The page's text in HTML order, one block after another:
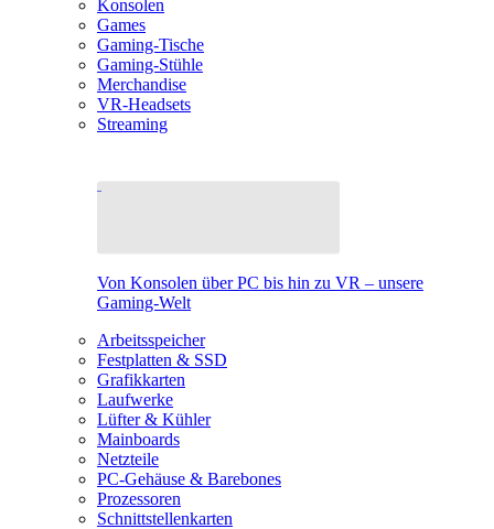
Konsolen
Games
Gaming-Tische
Gaming-Stühle
Merchandise
VR-Headsets
Streaming
Von Konsolen über PC bis hin zu VR – unsere
Gaming-Welt
Arbeitsspeicher
Festplatten & SSD
Grafikkarten
Laufwerke
Lüfter & Kühler
Mainboards
Netzteile
PC-Gehäuse & Barebones
Prozessoren
Schnittstellenkarten